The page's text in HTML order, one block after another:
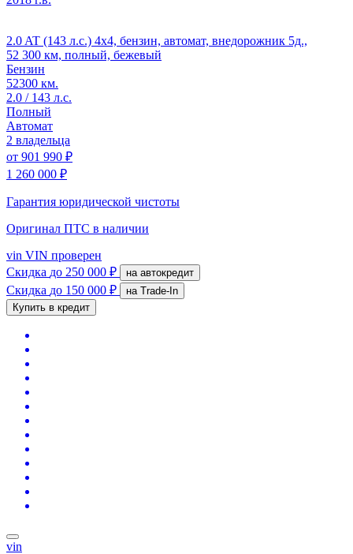
2.0 AT (143 л.с.) 4x4, бензин, автомат, внедорожник 5д.,
52 300 км, полный, бежевый
Бензин
52300 км.
2.0 / 143 л.с.
Полный
Автомат
2 владельца
от 901 990 ₽
1 260 000 ₽
Гарантия юридической чистоты
Оригинал ПТС в наличии
vin VIN проверен
Скидка до 250 000 ₽ на автокредит
Скидка до 150 000 ₽
на Trade-In
Купить в кредит
vin